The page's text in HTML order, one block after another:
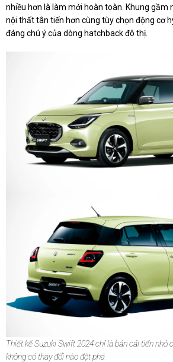
nhiều hơn là làm mới hoàn toàn. Khung gầm
nội thất tân tiến hơn cùng tùy chọn động cơ
đáng chú ý của dòng hatchback đô thị.
Thiết kế Suzuki Swift 2024 chỉ là bản cải tiến nhỏ
không có thay đổi nào đột phá